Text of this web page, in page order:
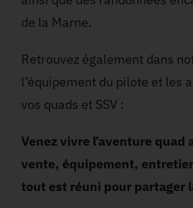
de la Marne.
Retrouvez également dans
l’équipement du pilote et les
vos quads et SSV :
Venez vivre l’aventure quad
vente, équipement,
tout est réuni pour partager